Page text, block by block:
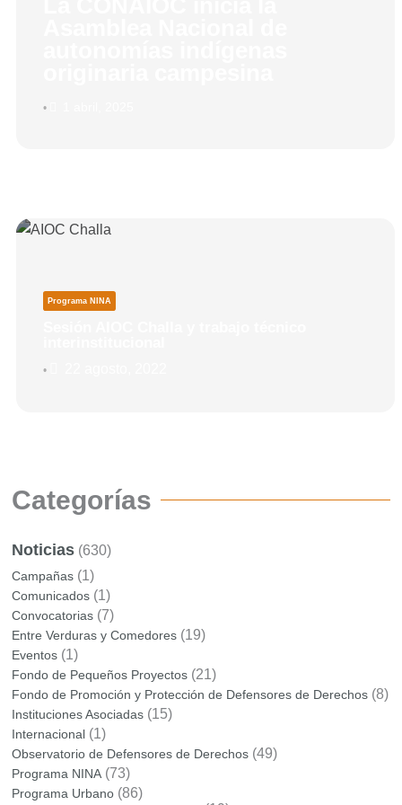
•
Categorías
Noticias (630)
Campañas (1)
Comunicados (1)
Convocatorias (7)
Entre Verduras y Comedores (19)
Eventos (1)
Fondo de Pequeños Proyectos (21)
Fondo de Promoción y Protección de Defensores de Derechos (8)
Instituciones Asociadas (15)
Internacional (1)
Observatorio de Defensores de Derechos (49)
Programa NINA (73)
Programa Urbano (86)
Programa NINA
•